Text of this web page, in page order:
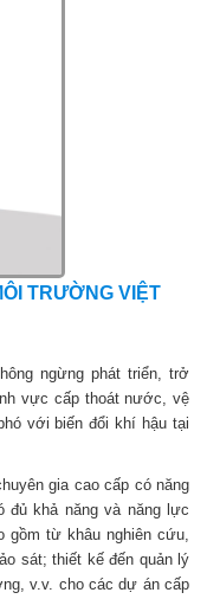
TRƯỜNG VIỆT
ngừng phát triển, trở
vực cấp thoát nước, vệ
với biến đổi khí hậu tại
gia cao cấp có năng
đủ khả năng và năng lực
từ khâu nghiên cứu,
sát; thiết kế đến quản lý
v.v. cho các dự án cấp